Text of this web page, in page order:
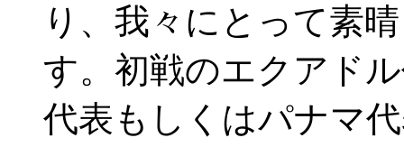
り、我々にとって素
す。初戦のエクアド
代表もしくはパナマ